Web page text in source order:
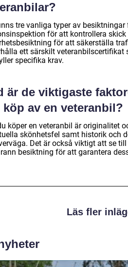
tre vanliga typer av
för att kontrollera
för att säkerställa
ett särskilt veteranbilscertifikat
specifika krav.
är de viktigaste
av en veteranbil?
köper en veteranbil är originalitet
skönhetsfel samt historik och
Det är också viktigt att se
besiktning för att garantera
Läs fler